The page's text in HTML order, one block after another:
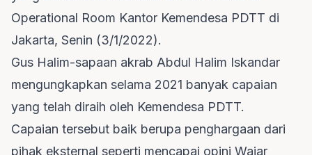
Operational Room Kantor Kemendesa PDTT di
Jakarta, Senin (3/1/2022).
Gus Halim-sapaan akrab Abdul Halim Iskandar
mengungkapkan selama 2021 banyak capaian
yang telah diraih oleh Kemendesa PDTT.
Capaian tersebut baik berupa penghargaan dari
pihak eksternal seperti mencapai opini Wajar